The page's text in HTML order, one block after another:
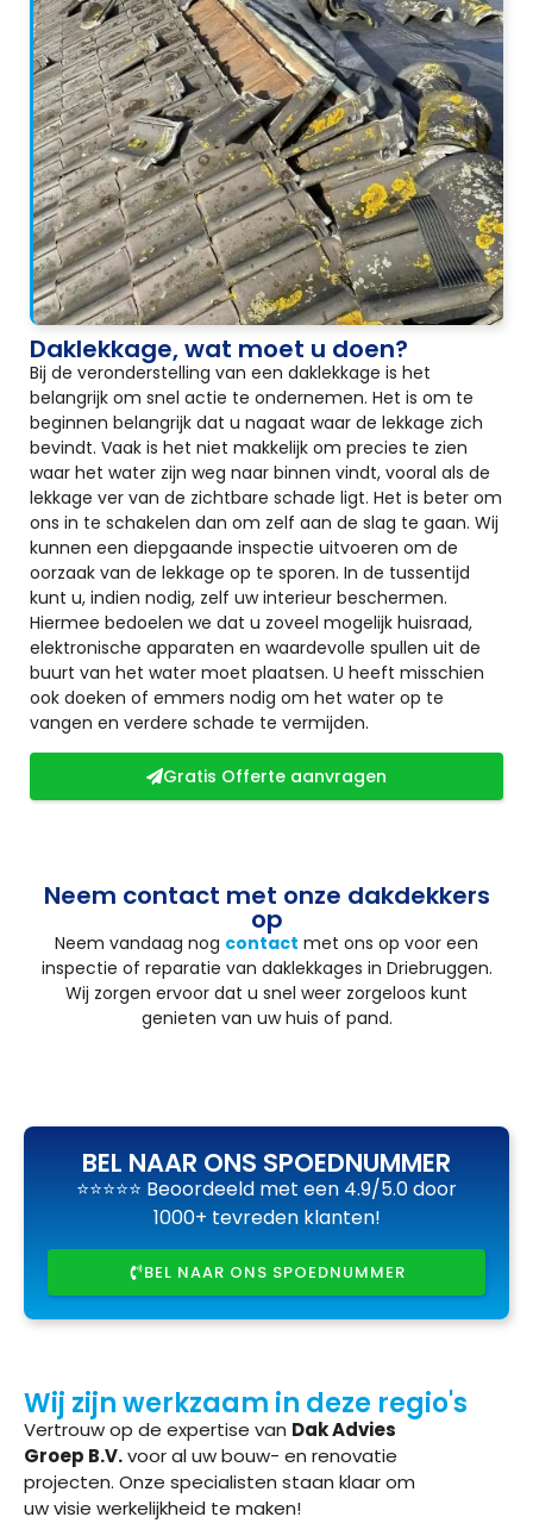
Daklekkage, wat moet u doen?
Bij de veronderstelling van een daklekkage is het
belangrijk om snel actie te ondernemen. Het is om te
beginnen belangrijk dat u nagaat waar de lekkage zich
bevindt. Vaak is het niet makkelijk om precies te zien
waar het water zijn weg naar binnen vindt, vooral als de
lekkage ver van de zichtbare schade ligt. Het is beter om
ons in te schakelen dan om zelf aan de slag te gaan. Wij
kunnen een diepgaande inspectie uitvoeren om de
oorzaak van de lekkage op te sporen. In de tussentijd
kunt u, indien nodig, zelf uw interieur beschermen.
Hiermee bedoelen we dat u zoveel mogelijk huisraad,
elektronische apparaten en waardevolle spullen uit de
buurt van het water moet plaatsen. U heeft misschien
ook doeken of emmers nodig om het water op te
vangen en verdere schade te vermijden.
Gratis Offerte aanvragen
Neem contact met onze dakdekkers
op
Neem vandaag nog contact met ons op voor een
inspectie of reparatie van daklekkages in Driebruggen.
Wij zorgen ervoor dat u snel weer zorgeloos kunt
genieten van uw huis of pand.
BEL NAAR ONS SPOEDNUMMER
⭐⭐⭐⭐⭐ Beoordeeld met een 4.9/5.0 door
1000+ tevreden klanten!
BEL NAAR ONS SPOEDNUMMER
Wij zijn werkzaam in deze regio's
Vertrouw op de expertise van Dak Advies
Groep B.V.voor al uw bouw- en renovatie
projecten. Onze specialisten staan klaar om
uw visie werkelijkheid te maken!